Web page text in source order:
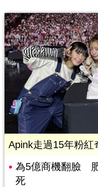
Apink走過15年粉
為5億商機翻臉
死